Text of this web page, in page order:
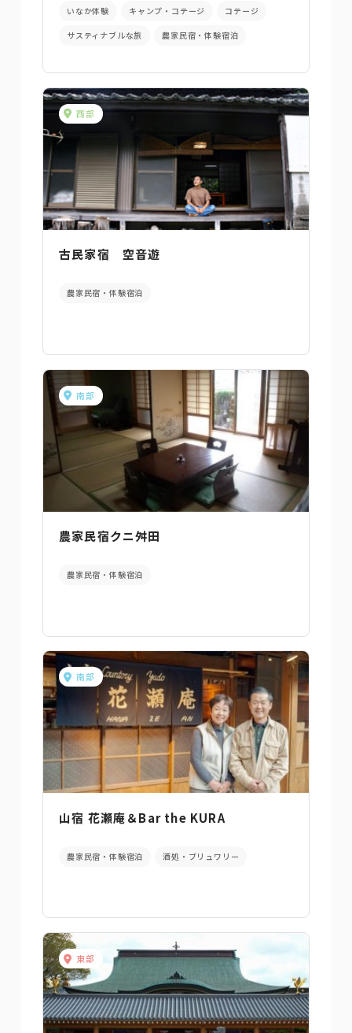
いなか体験 キャンプ・コテージ コテージ
サスティナブルな旅 農家民宿・体験宿泊
西部
古民家宿 空音遊
農家民宿・体験宿泊
南部
農家民宿クニ舛田
農家民宿・体験宿泊
南部
山宿 花瀬庵＆Bar the KURA
農家民宿・体験宿泊 酒処・ブリュワリー
東部